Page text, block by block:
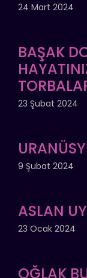
24 Mart 2024
BAŞAK
23 Şubat 2024
9 Şubat 2024
ASLAN
23 Ocak 2024
OĞLAK